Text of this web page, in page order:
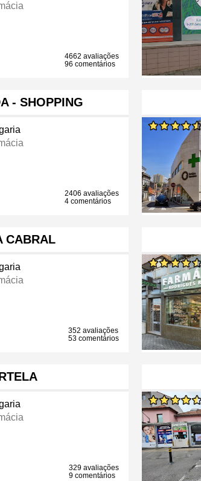
4662 avaliações
96 comentários
- SHOPPING
2406 avaliações
4 comentários
CABRAL
352 avaliações
53 comentários
329 avaliações
9 comentários